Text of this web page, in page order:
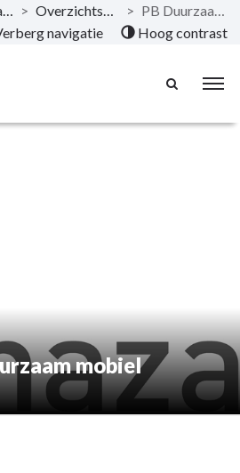
Meerjarenplan - 2022 > Overzichtstabellen >
PB Duurzaam mobiel
navigatie
Hoog contrast
mobiel